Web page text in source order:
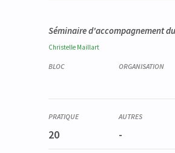
Séminaire d'accompagnement
Christelle Maillart
20 -